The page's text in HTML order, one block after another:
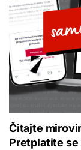
Čitajte
Pretplatite se